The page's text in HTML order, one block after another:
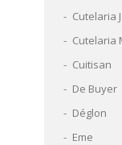
Cutelaria
Cutelaria
Cuitisan
De Buyer
Déglon
Eme